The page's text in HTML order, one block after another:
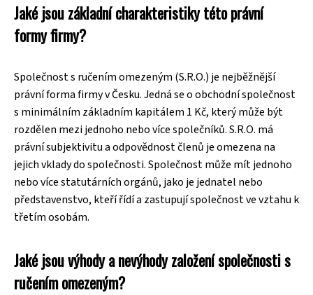
Jaké jsou základní charakteristiky této právní
formy firmy?
Společnost s ručením omezeným (S.R.O.) je nejběžnější
právní forma firmy v Česku. Jedná se o obchodní společnost
s minimálním základním kapitálem 1 Kč, který může být
rozdělen mezi jednoho nebo více společníků. S.R.O. má
právní subjektivitu a odpovědnost členů je omezena na
jejich vklady do společnosti. Společnost může mít jednoho
nebo více statutárních orgánů, jako je jednatel nebo
představenstvo, kteří řídí a zastupují společnost ve vztahu k
třetím osobám.
Jaké jsou výhody a nevýhody založení společnosti s
ručením omezeným?